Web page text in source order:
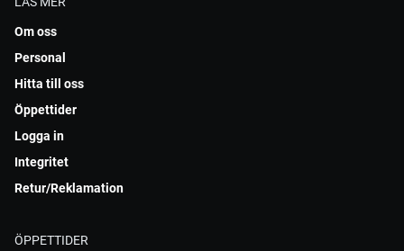
Om oss
Personal
Hitta till oss
Öppettider
Logga in
Integritet
Retur/Reklamation
ÖPPETTIDER